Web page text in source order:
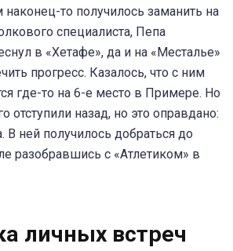
то получилось заманить на
специалиста, Пепа
в «Хетафе», да и на «Месталье»
прогресс. Казалось, что с ним
где-то на 6-е место в Примере. Но
отступили назад, но это оправдано:
В ней получилось добраться до
разобравшись с «Атлетиком» в
личных встреч